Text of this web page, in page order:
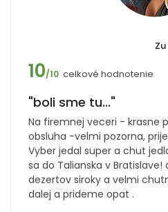
Zu
10/10 celkové hodnotenie
"boli sme tu..."
Na firemnej veceri - krasne
obsluha -velmi pozorna,
Vyber jedal super a chut
sa do Talianska v Bratislave!
dezertov siroky a velmi
dalej a prideme opat .